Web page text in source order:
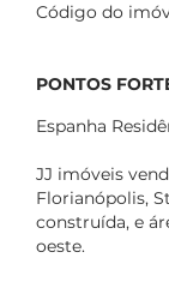
Código do
PONTOS
Espanha
JJ imóveis
Florianópolis,
construída, e
oeste.